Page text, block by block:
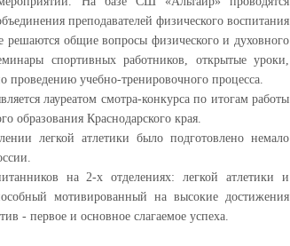
преподавателей физического воспитания
решаются общие вопросы физического и духовного
спортивных работников, открытые уроки,
учебно-тренировочного процесса.
лауреатом смотра-конкурса по итогам работы
образования Краснодарского края.
легкой атлетики было подготовлено немало
на 2-х отделениях: легкой атлетики и
мотивированный на высокие достижения
- первое и основное слагаемое успеха.